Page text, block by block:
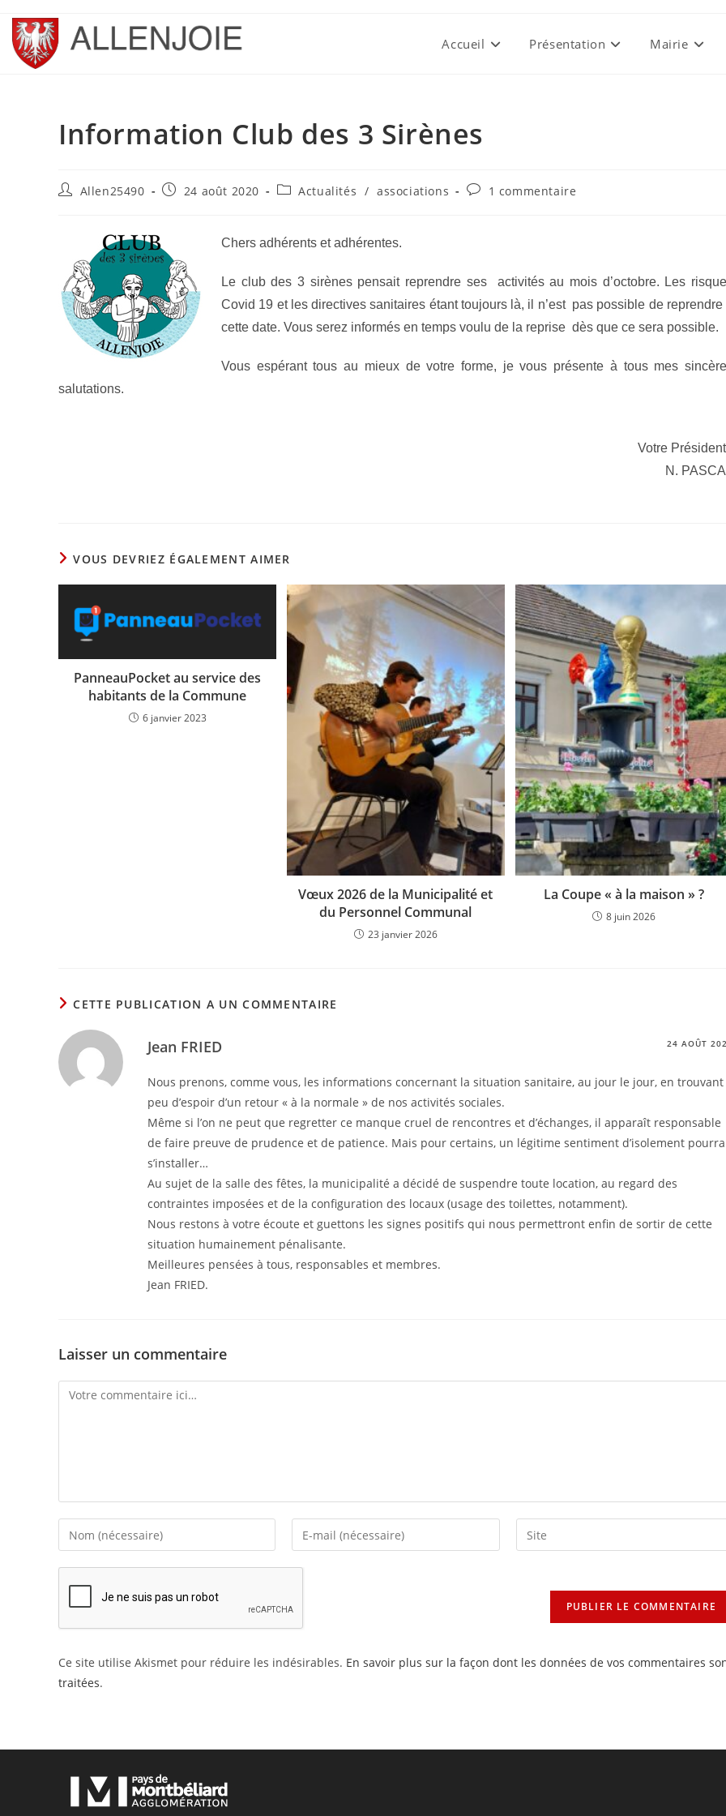
content
Accueil Présentation Mairie
Information Club des 3 Sirènes
Auteur/autrice
publication :
Allen25490
Publication
24 août 2020
PostActualités / associations
Commentaires
1 commentaire
Chers adhérents et adhérentes.
Le club des 3 sirènes pensait reprendre ses activités au mois d’octobre. Les
Covid 19 et les directives sanitaires étant toujours là, il n’est pas possible de reprendre
cette date. Vous serez informés en temps voulu de la reprise dès que ce sera possible.
Vous espérant tous au mieux de votre forme, je vous présente à tous mes
salutations.
Votre
N.
VOUS DEVRIEZ ÉGALEMENT AIMER
PanneauPocket au service des
habitants de la Commune
6 janvier 2023
Vœux 2026 de la Municipalité et
du Personnel Communal
23 janvier 2026
La Coupe « à la maison » ?
8 juin 2026
CETTE PUBLICATION A UN COMMENTAIRE
Jean FRIED 24 AOÛT
Nous prenons, comme vous, les informations concernant la situation sanitaire, au jour le jour, en trouvant
peu d’espoir d’un retour « à la normale » de nos activités sociales.
Même si l’on ne peut que regretter ce manque cruel de rencontres et d’échanges, il apparaît responsable
de faire preuve de prudence et de patience. Mais pour certains, un légitime sentiment d’isolement
s’installer…
Au sujet de la salle des fêtes, la municipalité a décidé de suspendre toute location, au regard des
contraintes imposées et de la configuration des locaux (usage des toilettes, notamment).
Nous restons à votre écoute et guettons les signes positifs qui nous permettront enfin de sortir de cette
situation humainement pénalisante.
Meilleures pensées à tous, responsables et membres.
Jean FRIED.
Laisser un commentaire
Comment
Enter
your
name
username
to
Enter
your
email
to
comment
Saisir
l’URL
Ce site utilise Akismet pour réduire les indésirables. En savoir plus sur la façon dont les données de vos commentaires
traitées.